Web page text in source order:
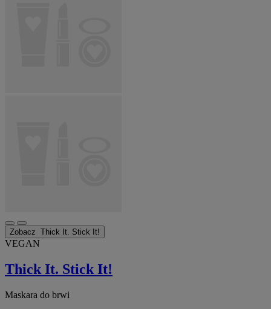
Zobacz Thick It. Stick It!
VEGAN
Thick It. Stick It!
Maskara do brwi